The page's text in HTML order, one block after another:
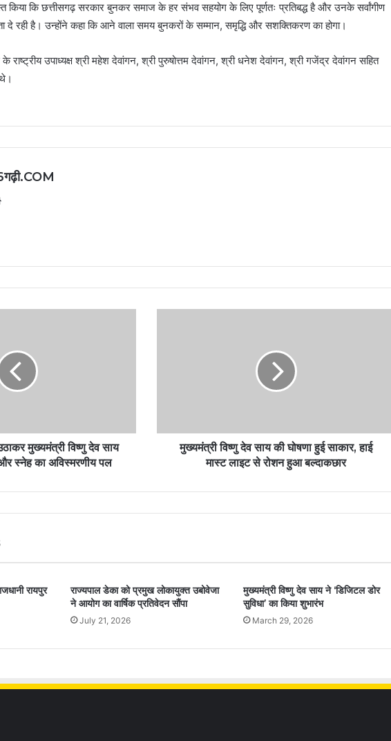
किया कि छत्तीसगढ़ सरकार बुनकर समाज के हर संभव सहयोग के लिए पूर्णतः प्रतिबद्ध है और उनके सर्वांगीण
दे रही है। उन्होंने कहा कि आने वाला समय बुनकरों के सम्मान, समृद्धि और सशक्तिकरण का होगा।
उपाध्यक्ष श्री महेश देवांगन, श्री पुरुषोत्तम देवांगन, श्री धनेश देवांगन, श्री गजेंद्र देवांगन सहित
मुख्यमंत्री विष्णु देव साय
स्नेह का अविस्मरणीय पल
मुख्यमंत्री विष्णु देव साय की घोषणा हुई साकार, हाई
मास्ट लाइट से रोशन हुआ बल्दाकछार
रायपुर
राज्यपाल डेका को प्रमुख लोकायुक्त उबोवेजा
ने आयोग का वार्षिक प्रतिवेदन सौंपा
July 21, 2026
मुख्यमंत्री विष्णु देव साय ने ‘डिजिटल डोर
सुविधा’ का किया शुभारंभ
March 29, 2026